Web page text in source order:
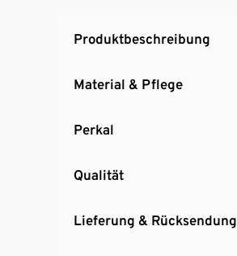
Produktbeschreibung
Material & Pflege
Perkal
Qualität
Lieferung & Rücksendung